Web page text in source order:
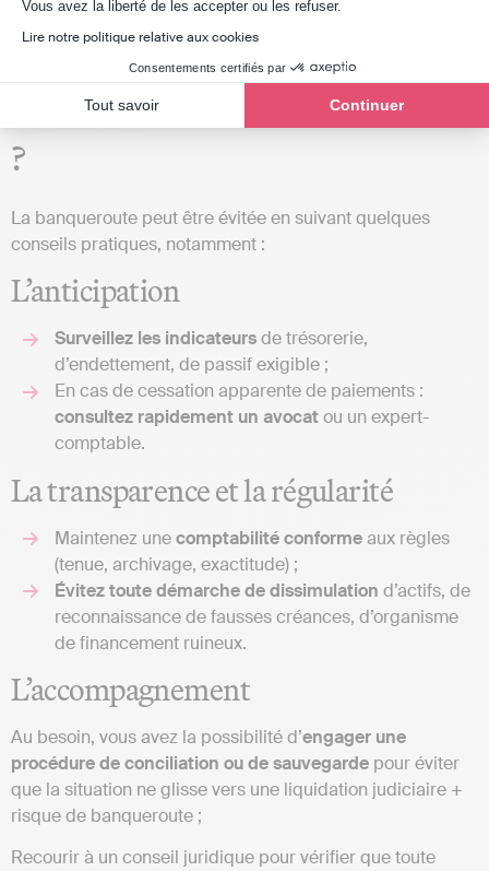
Vous avez la liberté de les accepter ou les refuser.
Lire notre politique relative aux cookies
Consentements certifiés par
Tout savoir Continuer
Comment éviter la banqueroute
?
La banqueroute peut être évitée en suivant quelques
conseils pratiques, notamment :
L’anticipation
Surveillez les indicateursde trésorerie,
d’endettement, de passif exigible ;
En cas de cessation apparente de paiements :
consultez rapidement un avocatou un expert-
comptable.
La transparence et la régularité
Maintenez unecomptabilité conformeaux règles
(tenue, archivage, exactitude) ;
Évitez toute démarche de dissimulation d’actifs, de
reconnaissance de fausses créances, d’organisme
de financement ruineux.
L’accompagnement
Au besoin, vous avez la possibilité d’engager une
procédure de conciliation ou de sauvegarde pour éviter
que la situation ne glisse vers une liquidation judiciaire +
risque de banqueroute ;
Recourir à un conseil juridique pour vérifier que toute